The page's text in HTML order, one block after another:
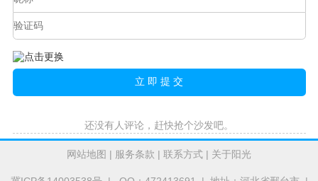
还没有人评论，赶快抢个沙发吧。
网站地图 | 服务条款 | 联系方式 | 关于阳光